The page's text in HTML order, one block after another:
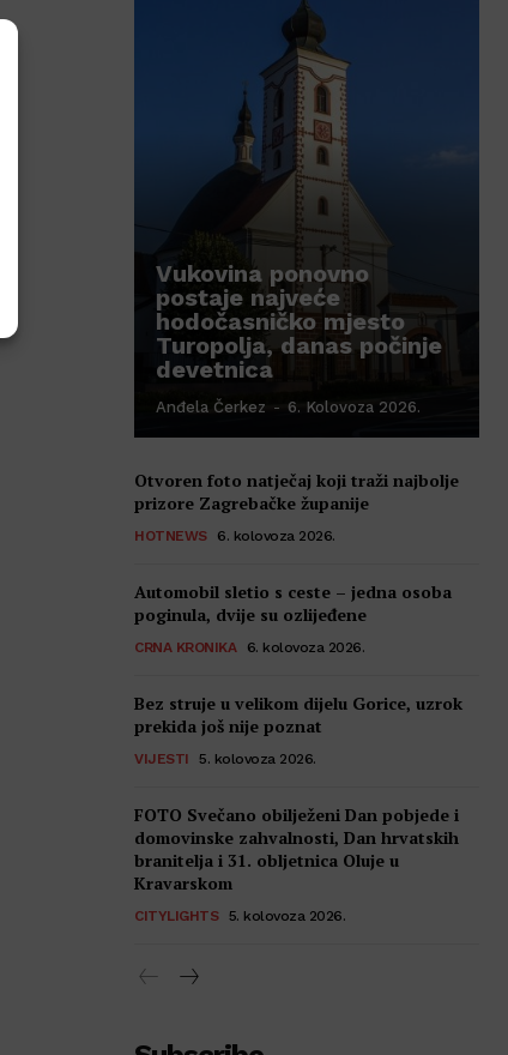
Vukovina ponovno
postaje najveće
hodočasničko mjesto
Turopolja, danas počinje
devetnica
Anđela Čerkez - 6. Kolovoza 2026.
Otvoren foto natječaj koji traži najbolje
prizore Zagrebačke županije
HOTNEWS 6. kolovoza 2026.
Automobil sletio s ceste – jedna osoba
poginula, dvije su ozlijeđene
CRNA KRONIKA 6. kolovoza 2026.
Bez struje u velikom dijelu Gorice, uzrok
prekida još nije poznat
VIJESTI 5. kolovoza 2026.
FOTO Svečano obilježeni Dan pobjede i
domovinske zahvalnosti, Dan hrvatskih
branitelja i 31. obljetnica Oluje u
Kravarskom
CITYLIGHTS 5. kolovoza 2026.